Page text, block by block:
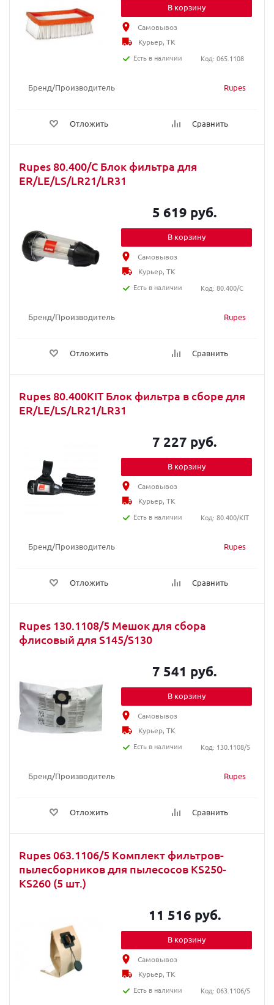
Бренд/Производитель Rupes
Отложить Сравнить
В корзину
Самовывоз
Курьер, ТК
Есть в наличии
Код: 065.1108
Rupes 80.400/C Блок фильтра для
ER/LE/LS/LR21/LR31
Бренд/Производитель Rupes
Отложить Сравнить
5 619 руб.
В корзину
Самовывоз
Курьер, ТК
Есть в наличии
Код: 80.400/C
Rupes 80.400KIT Блок фильтра в сборе для
ER/LE/LS/LR21/LR31
Бренд/Производитель Rupes
Отложить Сравнить
7 227 руб.
В корзину
Самовывоз
Курьер, ТК
Есть в наличии
Код: 80.400/KIT
Rupes 130.1108/5 Мешок для сбора
флисовый для S145/S130
Бренд/Производитель Rupes
Отложить Сравнить
7 541 руб.
В корзину
Самовывоз
Курьер, ТК
Есть в наличии
Код: 130.1108/5
Rupes 063.1106/5 Комплект фильтров-
пылесборников для пылесосов KS250-
KS260 (5 шт.)
11 516 руб.
В корзину
Самовывоз
Курьер, ТК
Есть в наличии
Код: 063.1106/5